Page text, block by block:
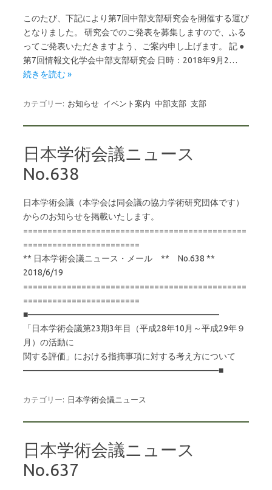
このたび、下記により第7回中部支部研究会を開催する運び
となりました。 研究会でのご発表を募集しますので、ふる
ってご発表いただきますよう、ご案内申し上げます。 記 ●
第7回情報文化学会中部支部研究会 日時：2018年9月2…
続きを読む »
カテゴリー: お知らせ イベント案内 中部支部 支部
日本学術会議ニュース
No.638
日本学術会議（本学会は同会議の協力学術研究団体です）
からのお知らせを掲載いたします。
==============================================
========================
** 日本学術会議ニュース・メール ** No.638 **
2018/6/19
==============================================
========================
■——————————————————————–
「日本学術会議第23期3年目（平成28年10月～平成29年９
月）の活動に
関する評価」における指摘事項に対する考え方について
———————————————————————■
カテゴリー: 日本学術会議ニュース
日本学術会議ニュース
No.637